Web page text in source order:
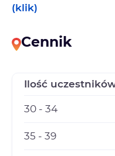
(klik)
Cennik
Ilość
30 - 34
35 - 39